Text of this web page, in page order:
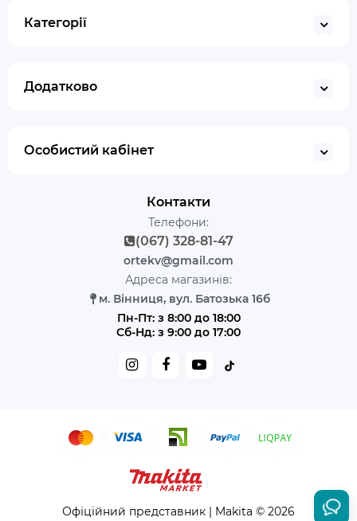
Категорії
Додатково
Особистий кабінет
Контакти
Телефони:
(067) 328-81-47
ortekv@gmail.com
Адреса магазинів:
м. Вінниця, вул. Батозька 16б
Пн-Пт: з 8:00 до 18:00
Сб-Нд: з 9:00 до 17:00
Офіційний представник | Makita © 2026